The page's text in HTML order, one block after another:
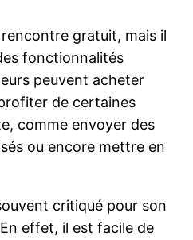
gratuit, mais il
fonctionnalités
peuvent acheter
de certaines
comme envoyer des
ou encore mettre en
critiqué pour son
effet, il est facile de